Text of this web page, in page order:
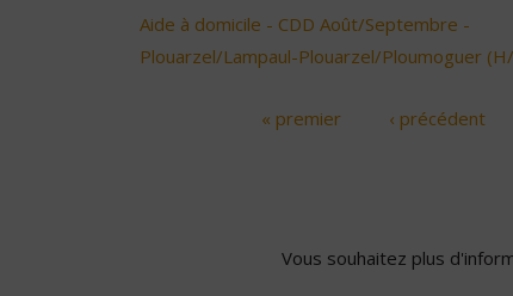
Aide à domicile - CDD Août/Septembre -
Plouarzel/Lampaul-Plouarzel/Ploumoguer
« premier ‹ précédent
Vous souhaitez plus